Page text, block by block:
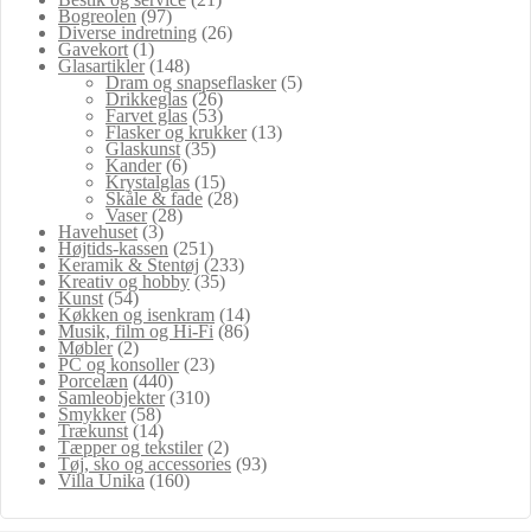
Bogreolen (97)
Diverse indretning (26)
Gavekort (1)
Glasartikler (148)
Dram og snapseflasker (5)
Drikkeglas (26)
Farvet glas (53)
Flasker og krukker (13)
Glaskunst (35)
Kander (6)
Krystalglas (15)
Skåle & fade (28)
Vaser (28)
Havehuset (3)
Højtids-kassen (251)
Keramik & Stentøj (233)
Kreativ og hobby (35)
Kunst (54)
Køkken og isenkram (14)
Musik, film og Hi-Fi (86)
Møbler (2)
PC og konsoller (23)
Porcelæn (440)
Samleobjekter (310)
Smykker (58)
Trækunst (14)
Tæpper og tekstiler (2)
Tøj, sko og accessories (93)
Villa Unika (160)